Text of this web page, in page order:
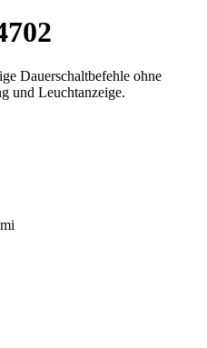
Dauerschaltbefehle ohne
und Leuchtanzeige.